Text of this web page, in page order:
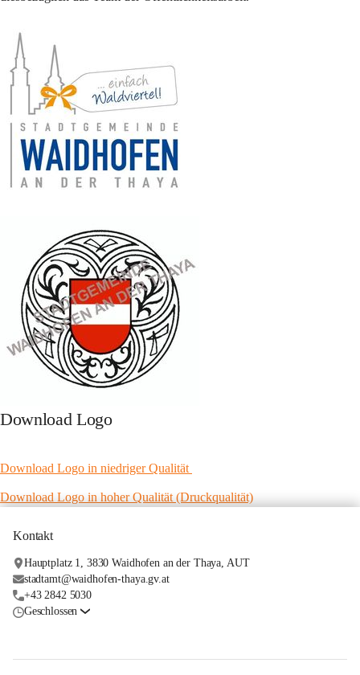
Download Logo
Download Logo in niedriger Qualität
Download Logo in hoher Qualität (Druckqualität)
Kontakt
Hauptplatz 1, 3830 Waidhofen an der Thaya, AUT
stadtamt@waidhofen-thaya.gv.at
+43 2842 5030
Geschlossen